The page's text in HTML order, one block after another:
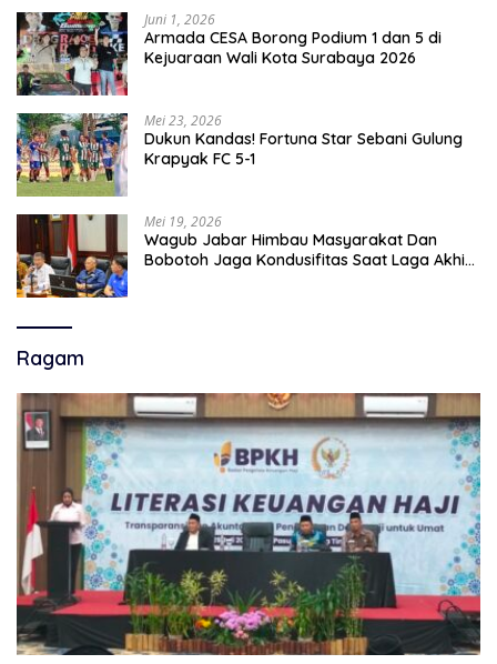
Juni 1, 2026
Armada CESA Borong Podium 1 dan 5 di
Kejuaraan Wali Kota Surabaya 2026
Mei 23, 2026
Dukun Kandas! Fortuna Star Sebani Gulung
Krapyak FC 5-1
Mei 19, 2026
Wagub Jabar Himbau Masyarakat Dan
Bobotoh Jaga Kondusifitas Saat Laga Akhir
Ragam